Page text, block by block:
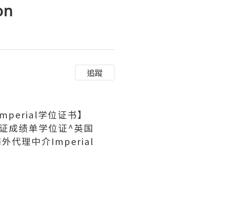
追蹤
学位证书】
成绩单学位证^英国
外代理中介Imperial